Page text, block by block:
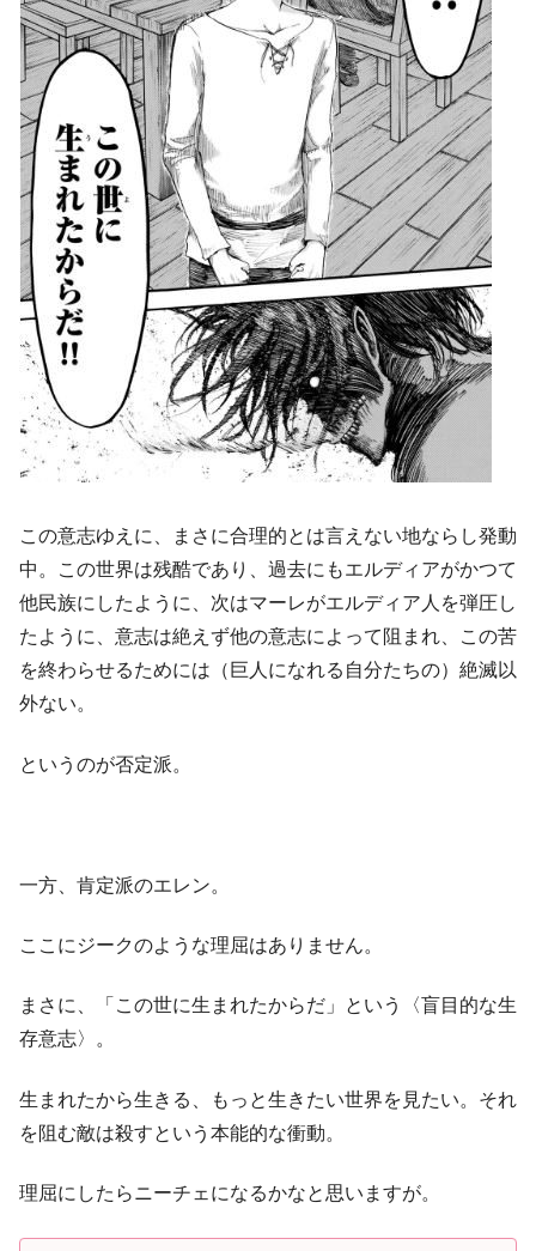
この意志ゆえに、まさに合理的とは言えない地ならし発動
中。この世界は残酷であり、過去にもエルディアがかつて
他民族にしたように、次はマーレがエルディア人を弾圧し
たように、意志は絶えず他の意志によって阻まれ、この苦
を終わらせるためには（巨人になれる自分たちの）絶滅以
外ない。
というのが否定派。
一方、肯定派のエレン。
ここにジークのような理屈はありません。
まさに、「この世に生まれたからだ」という〈盲目的な生
存意志〉。
生まれたから生きる、もっと生きたい世界を見たい。それ
を阻む敵は殺すという本能的な衝動。
理屈にしたらニーチェになるかなと思いますが。